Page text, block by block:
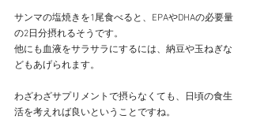
サンマの塩焼きを1尾食べると、EPAやDHAの必要量
の2日分摂れるそうです。
他にも血液をサラサラにするには、納豆や玉ねぎな
どもあげられます。
わざわざサプリメントで摂らなくても、日頃の食生
活を考えれば良いということですね。